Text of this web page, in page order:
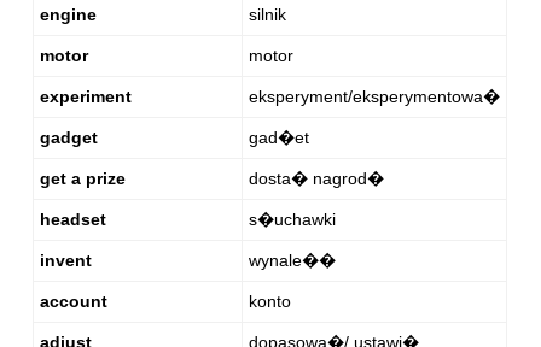
engine silnik
motor motor
experiment eksperyment/eksperymentowa�
gadget gad�et
get a prize dosta� nagrod�
headset s�uchawki
invent wynale��
account konto
adjust dopasowa�/ ustawi�